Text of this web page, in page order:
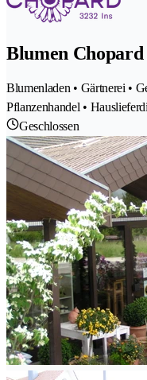
Blumen
Blumenladen • Gärtnerei •
Pflanzenhandel •
Geschlossen